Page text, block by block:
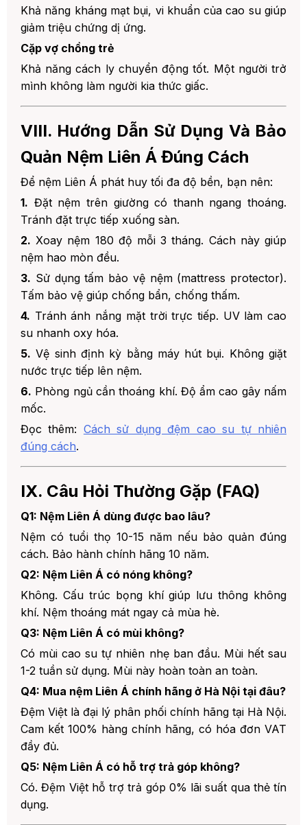
Khả năng kháng mạt bụi, vi khuẩn của cao su giúp
giảm triệu chứng dị ứng.
Cặp vợ chồng trẻ
Khả năng cách ly chuyển động tốt. Một người trở
mình không làm người kia thức giấc.
VIII. Hướng Dẫn Sử Dụng Và Bảo
Quản Nệm Liên Á Đúng Cách
Để nệm Liên Á phát huy tối đa độ bền, bạn nên:
1. Đặt nệm trên giường có thanh ngang thoáng.
Tránh đặt trực tiếp xuống sàn.
2. Xoay nệm 180 độ mỗi 3 tháng. Cách này giúp
nệm hao mòn đều.
3. Sử dụng tấm bảo vệ nệm (mattress protector).
Tấm bảo vệ giúp chống bẩn, chống thấm.
4. Tránh ánh nắng mặt trời trực tiếp. UV làm cao
su nhanh oxy hóa.
5. Vệ sinh định kỳ bằng máy hút bụi. Không giặt
nước trực tiếp lên nệm.
6. Phòng ngủ cần thoáng khí. Độ ẩm cao gây nấm
mốc.
Đọc thêm: Cách sử dụng đệm cao su tự nhiên
đúng cách.
IX. Câu Hỏi Thường Gặp (FAQ)
Q1: Nệm Liên Á dùng được bao lâu?
Nệm có tuổi thọ 10-15 năm nếu bảo quản đúng
cách. Bảo hành chính hãng 10 năm.
Q2: Nệm Liên Á có nóng không?
Không. Cấu trúc bọng khí giúp lưu thông không
khí. Nệm thoáng mát ngay cả mùa hè.
Q3: Nệm Liên Á có mùi không?
Có mùi cao su tự nhiên nhẹ ban đầu. Mùi hết sau
1-2 tuần sử dụng. Mùi này hoàn toàn an toàn.
Q4: Mua nệm Liên Á chính hãng ở Hà Nội tại đâu?
Đệm Việt là đại lý phân phối chính hãng tại Hà Nội.
Cam kết 100% hàng chính hãng, có hóa đơn VAT
đầy đủ.
Q5: Nệm Liên Á có hỗ trợ trả góp không?
Có. Đệm Việt hỗ trợ trả góp 0% lãi suất qua thẻ tín
dụng.